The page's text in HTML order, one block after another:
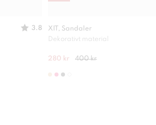
3.8
XIT, Sandaler
Dekorativt material
280 kr 400 kr